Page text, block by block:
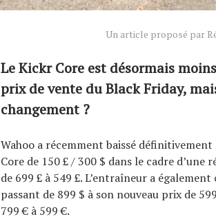
Un article proposé par
Le Kickr Core est désormais
prix de vente du Black Friday,
changement ?
Wahoo a récemment baissé
Core de 150 £ / 300 $ dans le cadre
de 699 £ à 549 £. L’entraîneur a
passant de 899 $ à son nouveau prix de
799 € à 599 €.